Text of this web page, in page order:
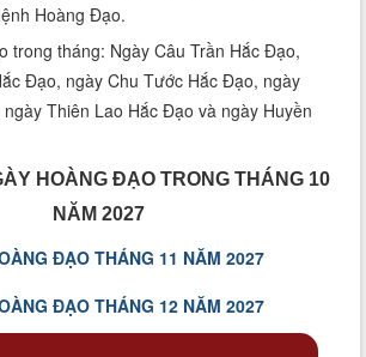
Hoàng Đạo.
trong tháng: Ngày Câu Trần Hắc Đạo,
Đạo, ngày Chu Tước Hắc Đạo, ngày
Thiên Lao Hắc Đạo và ngày Huyền
HOÀNG ĐẠO TRONG THÁNG 10
NĂM 2027
ĐẠO THÁNG 11 NĂM 2027
ĐẠO THÁNG 12 NĂM 2027